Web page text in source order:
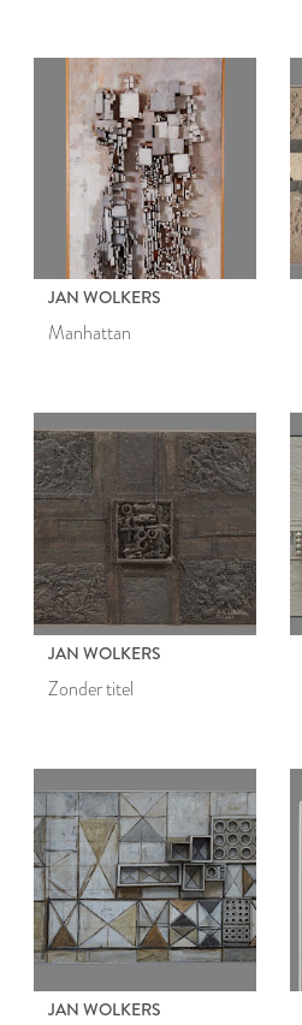
JAN WOLKERS
Manhattan
JAN WOLKERS
Zonder titel
JAN WOLKERS